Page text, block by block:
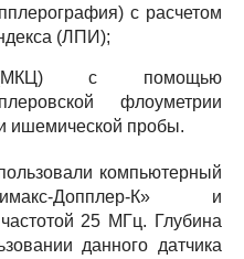
с расчетом
(ЛПИ);
(МКЦ) с помощью
флоуметрии
ишемической пробы.
компьютерный
Допплер-К» и
25 МГц. Глубина
данного датчика